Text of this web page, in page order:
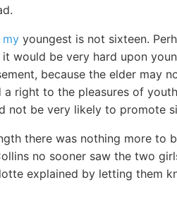
my youngest is not sixteen.
would be very hard upon
because the elder may
a right to the pleasures of
not be very likely to promote
there was nothing more to
no sooner saw the two
explained by letting them